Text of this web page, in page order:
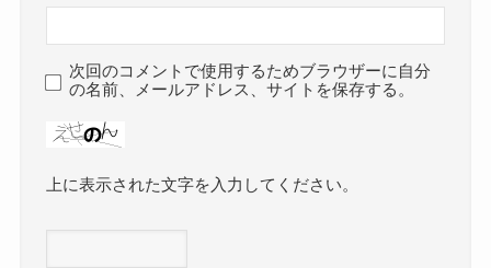
次回のコメントで使用するためブラウザーに自分
の名前、メールアドレス、サイトを保存する。
上に表示された文字を入力してください。